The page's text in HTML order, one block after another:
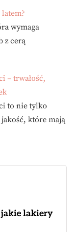
wymaga
z cerą
– trwałość,
to nie tylko
które mają
jakie lakiery